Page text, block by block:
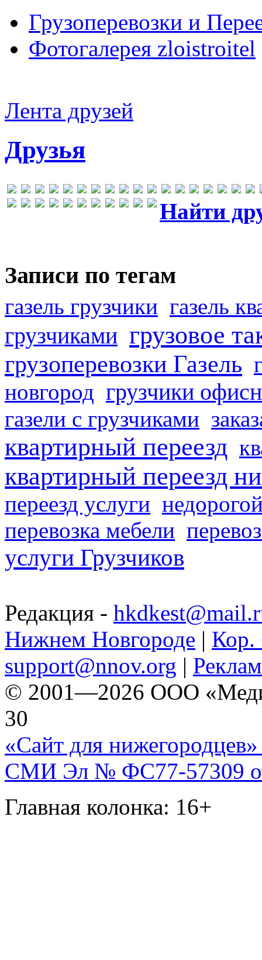
Грузоперевозки и
Фотогалерея zloistroitel
Лента друзей
Друзья
Найти
Записи по тегам
газель грузчики газель
грузчиками грузовое
грузоперевозки Газель
новгород грузчики
газели с грузчиками
квартирный переезд
квартирный переезд
переезд услуги
перевозка мебели
услуги Грузчиков
Редакция -
Нижнем Новгороде | Кор.
support@nnov.org |
© 2001—2026 ООО
30
«Сайт для нижегородцев»
СМИ Эл № ФС77-57309
Главная колонка: 16+